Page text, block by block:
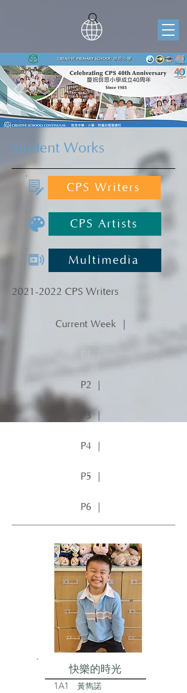
Student Works
CPS Writers
CPS Artists
Multimedia
2021-2022 CPS Writers
Current Week ｜
P2 ｜
P3 ｜
P4 ｜
P5 ｜
P6 ｜
快樂的時光
1A1 黃雋諾